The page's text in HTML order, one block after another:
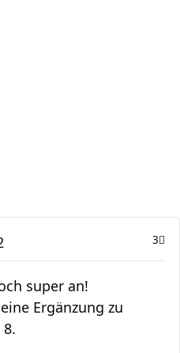
3
super an!
Ergänzung zu